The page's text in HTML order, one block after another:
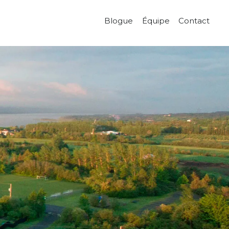
Blogue Équipe Contact